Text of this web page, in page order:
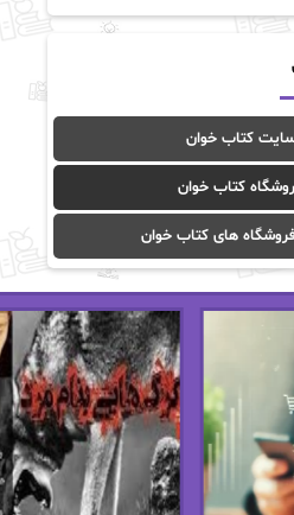
آنا تاد
آیدا (Aixi)
آیسان صادقی
ا_اصغرزاده
از نیلوفر لاری
استل مسکم
اصغر زاده
اکرم محمدی
الف صاد
کتاب خوان
کتاب خوان
های کتاب خوان